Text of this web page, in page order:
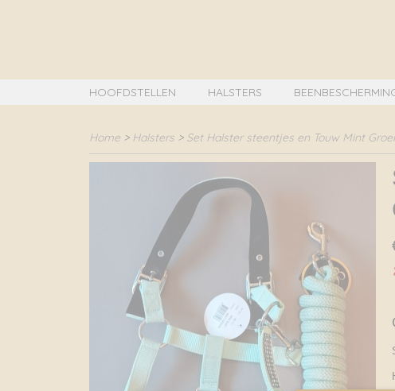
HOOFDSTELLEN HALSTERS
Home > Halsters > Set Halster steentjes en Touw Mint